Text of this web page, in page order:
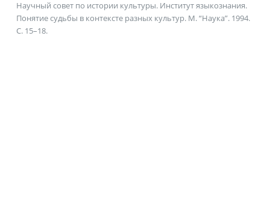
Научный совет по истории культуры. Институт языкознания.
Понятие судьбы в контексте разных культур. М. “Наука”. 1994.
С. 15–18.